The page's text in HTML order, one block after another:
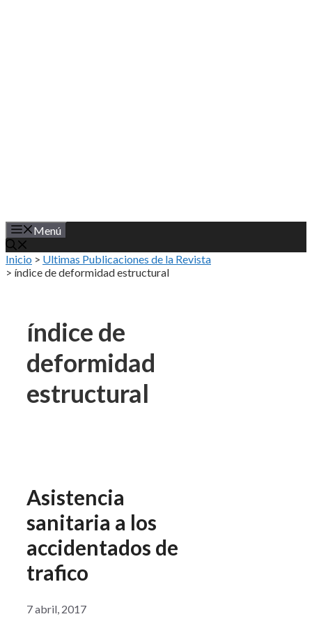
Menú
Inicio > Ultimas Publicaciones de la Revista
> índice de deformidad estructural
índice de
deformidad
estructural
Asistencia
sanitaria a los
accidentados de
trafico
7 abril, 2017